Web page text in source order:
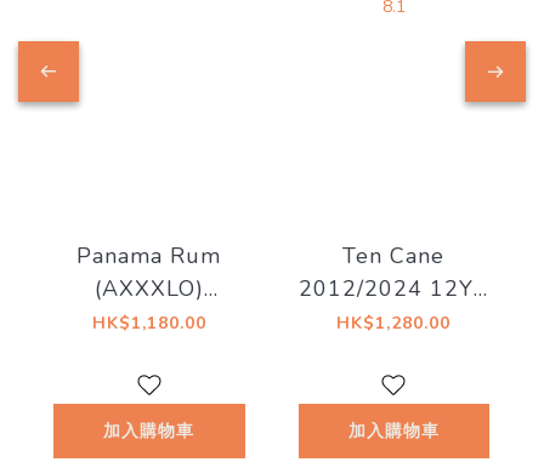
Panama Rum
(AXXXLO)
2006/2021 15YO
Drinkers lounge
HK$1,180.00
加入購物車
Ten Cane
2012/2024 12YO
Refill Rum Cask
Concerto - Recital
8.1
HK$1,280.00
加入購物車